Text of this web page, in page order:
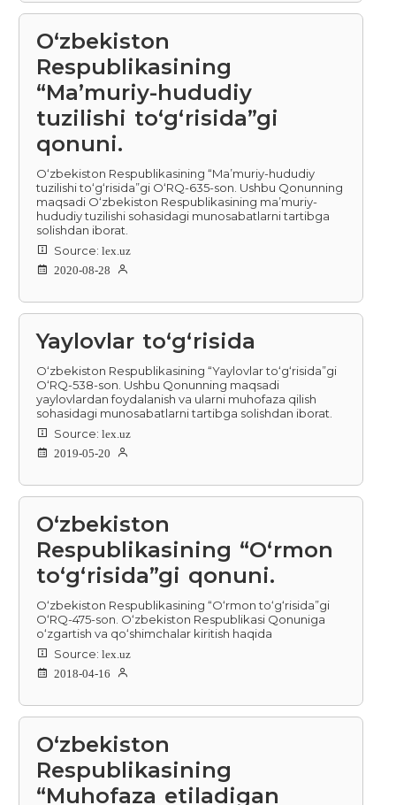
O‘zbekiston
Respublikasining
“Ma’muriy-hududiy
tuzilishi to‘g‘risida”gi
qonuni.
O‘zbekiston Respublikasining “Ma’muriy-hududiy
tuzilishi to‘g‘risida”gi O‘RQ-635-son. Ushbu Qonunning
maqsadi O‘zbekiston Respublikasining ma’muriy-
hududiy tuzilishi sohasidagi munosabatlarni tartibga
solishdan iborat.
Source: lex.uz
2020-08-28
Yaylovlar to‘g‘risida
O‘zbekiston Respublikasining “Yaylovlar to‘g‘risida”gi
O‘RQ-538-son. Ushbu Qonunning maqsadi
yaylovlardan foydalanish va ularni muhofaza qilish
sohasidagi munosabatlarni tartibga solishdan iborat.
Source: lex.uz
2019-05-20
O‘zbekiston
Respublikasining “O‘rmon
to‘g‘risida”gi qonuni.
O‘zbekiston Respublikasining “O‘rmon to‘g‘risida”gi
O‘RQ-475-son. O‘zbekiston Respublikasi Qonuniga
o‘zgartish va qo‘shimchalar kiritish haqida
Source: lex.uz
2018-04-16
O‘zbekiston
Respublikasining
“Muhofaza etiladigan